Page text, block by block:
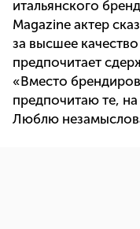
итальянского
Magazine актер
за высшее
предпочитает
«Вместо
предпочитаю те,
Люблю